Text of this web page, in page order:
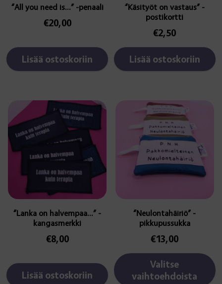
“All you need is…” -penaali
€20,00
Lisää ostoskoriin
“Käsityöt on vastaus” -
postikortti
€2,50
Lisää ostoskoriin
“Lanka on halvempaa…” -
kangasmerkki
€8,00
Lisää ostoskoriin
“Neulontahäiriö” -
pikkupussukka
€13,00
Valitse
vaihtoehdoista
Tällä
tuotteella
on
useampi
muunnelma.
Voit
tehdä
sivulla.